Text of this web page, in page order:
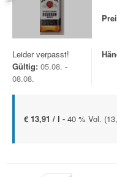
Leider verpasst!
Gültig: 05.08. -
08.08.
€ 13,91 / l - 40 % Vol.